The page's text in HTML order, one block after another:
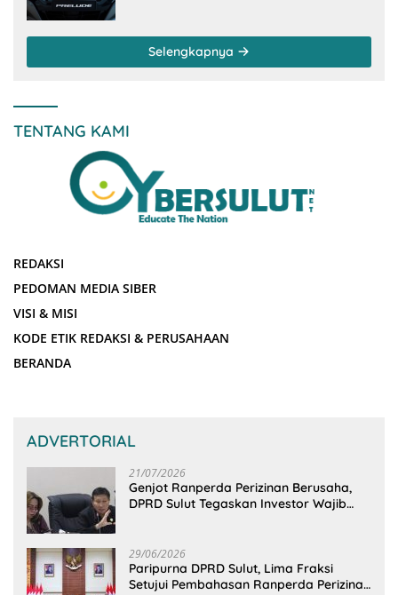
Selengkapnya
TENTANG KAMI
REDAKSI
PEDOMAN MEDIA SIBER
VISI & MISI
KODE ETIK REDAKSI & PERUSAHAAN
BERANDA
ADVERTORIAL
21/07/2026
Genjot Ranperda Perizinan Berusaha,
DPRD Sulut Tegaskan Investor Wajib
29/06/2026
Paripurna DPRD Sulut, Lima Fraksi
Setujui Pembahasan Ranperda Perizinan